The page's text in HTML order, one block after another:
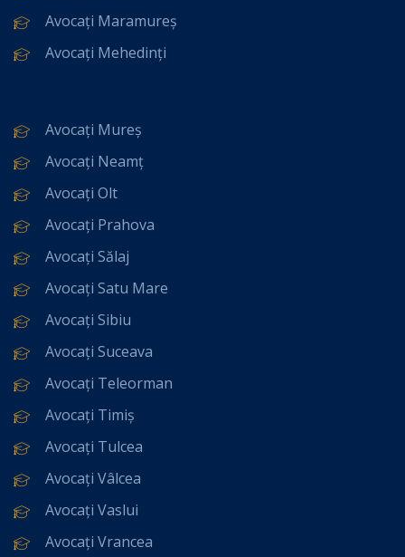
Avocați Maramureș
Avocați Mehedinți
Avocați Mureș
Avocați Neamț
Avocați Olt
Avocați Prahova
Avocați Sălaj
Avocați Satu Mare
Avocați Sibiu
Avocați Suceava
Avocați Teleorman
Avocați Timiș
Avocați Tulcea
Avocați Vâlcea
Avocați Vaslui
Avocați Vrancea